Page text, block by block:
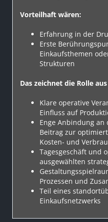
Vorteilhaft wären:
Erfahrung in der
Erste
Einkaufsthemen
Strukturen
Das zeichnet die Rolle aus
Klare operative
Einfluss auf
Enge Anbindung
Beitrag zur
Kosten- und
Tagesgeschäft und
ausgewählten
Prozessen und
Teil eines
Einkaufsnetzwerks